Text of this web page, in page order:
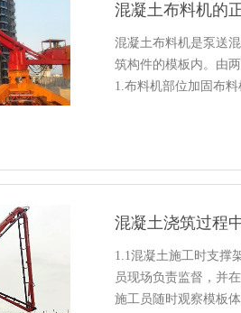
混凝土布料机的
混凝土布料机是泵送
筑构件的模板内。由
1.布料机部位加固布
混凝土浇筑过程
1.1混凝土施工时支撑
员现场负责监督，并
施工员随时观察模板